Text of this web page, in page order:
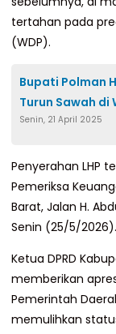
tertahan pada
(WDP).
Bupati Polman
Turun Sawah di
Senin, 21 April 2025
Penyerahan LHP
Pemeriksa
Barat, Jalan H.
Senin (25/5/2026).
Ketua DPRD
memberikan
Pemerintah
memulihkan